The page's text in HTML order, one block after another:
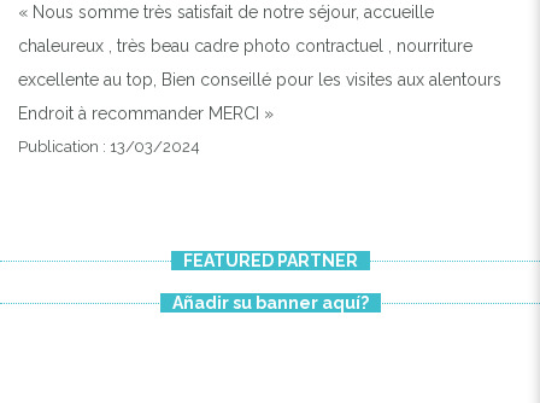
« Nous somme très satisfait de notre séjour, accueille
chaleureux , très beau cadre photo contractuel , nourriture
excellente au top, Bien conseillé pour les visites aux alentours
Endroit à recommander MERCI »
Publication : 13/03/2024
FEATURED PARTNER
Añadir su banner aquí?